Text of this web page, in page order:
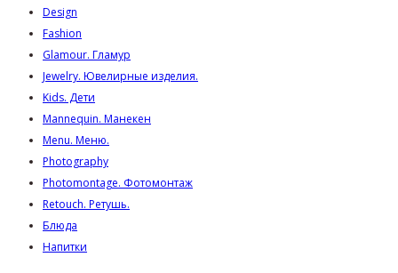
Design
Fashion
Glamour. Гламур
Jewelry. Ювелирные изделия.
Kids. Дети
Mannequin. Манекен
Menu. Меню.
Photography
Photomontage. Фотомонтаж
Retouch. Ретушь.
Блюда
Напитки